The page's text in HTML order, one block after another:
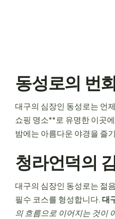
동성로의 번
대구의 심장인 동성로는 언
쇼핑 명소**로 유명한 이곳
밤에는 아름다운 야경을 즐
청라언덕의
대구의 심장인 동성로는 젊
필수 코스를 형성합니다.대
의 흐름으로 이어지는 것이